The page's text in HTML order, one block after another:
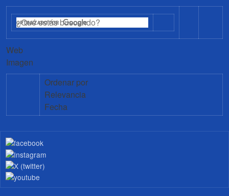
Web
Imagen
Ordenar por
Relevancia
Fecha